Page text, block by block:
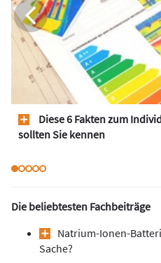
Diese 6 Fakten zum
sollten Sie kennen
Die beliebtesten Fachbeiträge
Natrium-Ionen-
Sache?